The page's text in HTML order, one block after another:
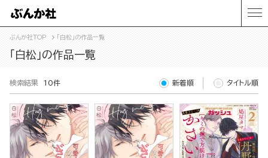
ぶんか社TOP 「白松」の作品一覧
「白松」の作品一覧
検索結果 10件 新着順 タイトル順